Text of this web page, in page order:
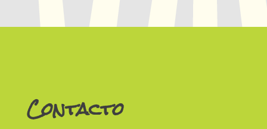
Contacto